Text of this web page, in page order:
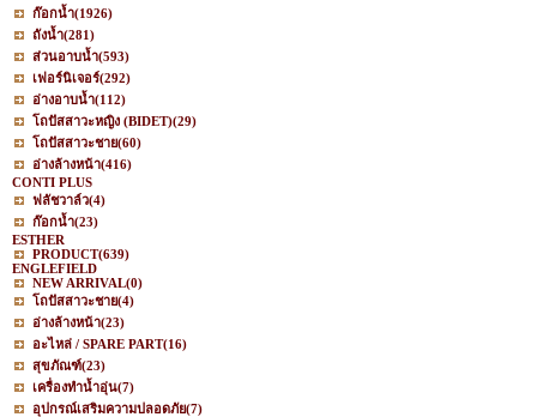
ก๊อกน้ำ(1926)
ถังน้ำ(281)
ส่วนอาบน้ำ(593)
เฟอร์นิเจอร์(292)
อ่างอาบน้ำ(112)
โถปัสสาวะหญิง (BIDET)(29)
โถปัสสาวะชาย(60)
อ่างล้างหน้า(416)
CONTI PLUS
ฟลัชวาล์ว(4)
ก๊อกน้ำ(23)
ESTHER
PRODUCT(639)
ENGLEFIELD
NEW ARRIVAL(0)
โถปัสสาวะชาย(4)
อ่างล้างหน้า(23)
อะไหล่ / SPARE PART(16)
สุขภัณฑ์(23)
เครื่องทำน้ำอุ่น(7)
อุปกรณ์เสริมความปลอดภัย(7)